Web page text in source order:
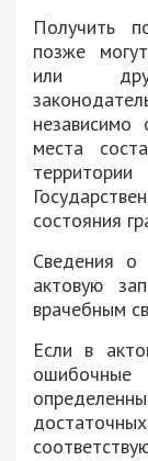
Получить
позже
или
независимо
места
состояния
Сведения
актовую
врачебным
Если в